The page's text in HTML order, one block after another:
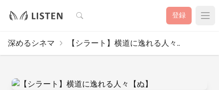
検索 登録
深めるシネマ 【シラート】横道に逸れる人々..